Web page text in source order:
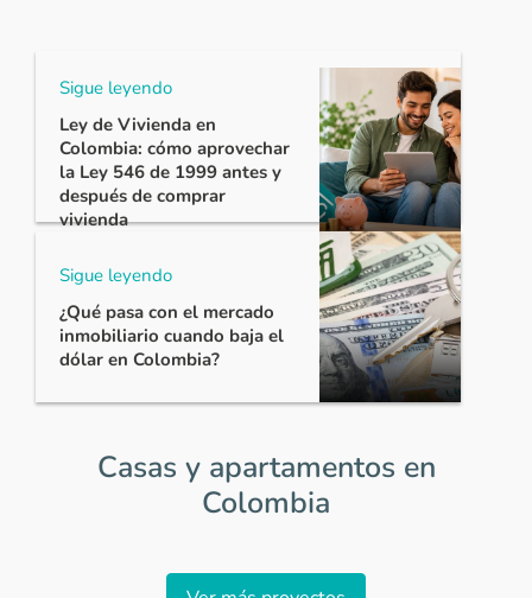
Sigue leyendo
Ley de Vivienda en
Colombia: cómo aprovechar
la Ley 546 de 1999 antes y
después de comprar
vivienda
Sigue leyendo
¿Qué pasa con el mercado
inmobiliario cuando baja el
dólar en Colombia?
Casas y apartamentos en
Colombia